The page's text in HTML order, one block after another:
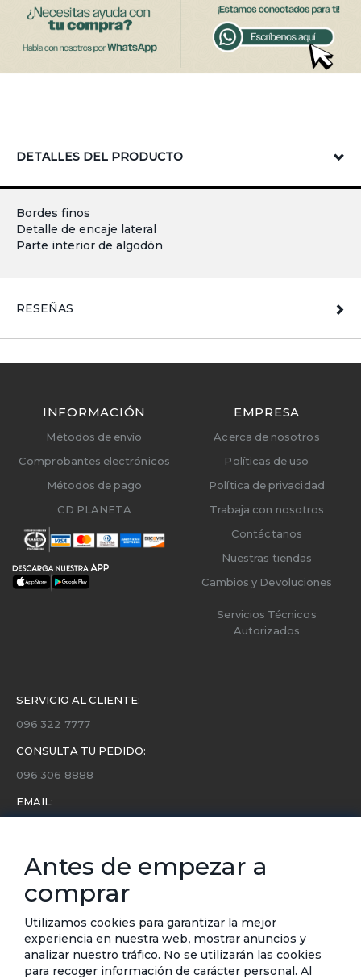
DETALLES DEL PRODUCTO
Bordes finos
Detalle de encaje lateral
Parte interior de algodón
RESEÑAS
INFORMACIÓN
Métodos de envío
Comprobantes electrónicos
Métodos de pago
CD PLANETA
EMPRESA
Acerca de nosotros
Políticas de uso
Política de privacidad
Trabaja con nosotros
Contáctanos
Nuestras tiendas
Cambios y Devoluciones
Servicios Técnicos
Autorizados
SERVICIO AL CLIENTE:
096 322 7777
CONSULTA TU PEDIDO:
096 306 8888
EMAIL:
Conoce toda la información sobre últimas colecciones,
eventos y ofertas.
Subscríbete a nuestro newsletter
SUSCRIBIRSE
Antes de empezar a
comprar
Utilizamos cookies para garantizar la mejor
experiencia en nuestra web, mostrar anuncios y
analizar nuestro tráfico. No se utilizarán las cookies
para recoger información de carácter personal. Al